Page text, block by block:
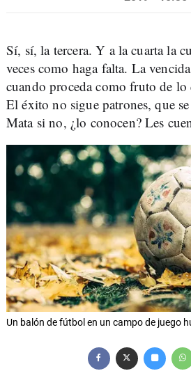
Sí, sí, la tercera. Y a la cuarta la
veces como haga falta. La
cuando proceda como fruto de lo
El éxito no sigue patrones, que
Mata si no, ¿lo conocen? Les
Un balón de fútbol en un campo de juego